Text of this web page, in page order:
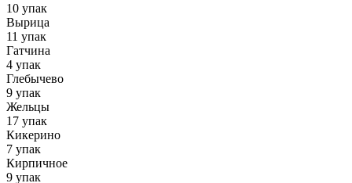
10 упак
Вырица
11 упак
Гатчина
4 упак
Глебычево
9 упак
Жельцы
17 упак
Кикерино
7 упак
Кирпичное
9 упак